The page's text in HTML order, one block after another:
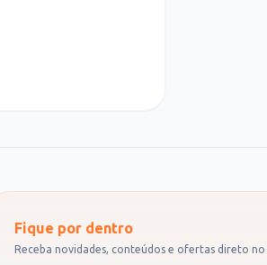
Fique por dentro
Receba novidades, conteúdos e ofertas direto no